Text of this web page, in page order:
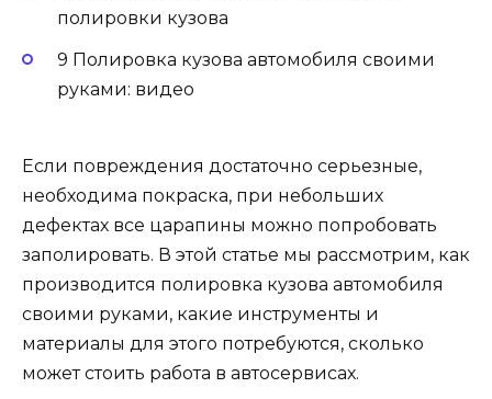
полировки кузова
9 Полировка кузова автомобиля своими
руками: видео
Если повреждения достаточно серьезные,
необходима покраска, при небольших
дефектах все царапины можно попробовать
заполировать. В этой статье мы рассмотрим, как
производится полировка кузова автомобиля
своими руками, какие инструменты и
материалы для этого потребуются, сколько
может стоить работа в автосервисах.